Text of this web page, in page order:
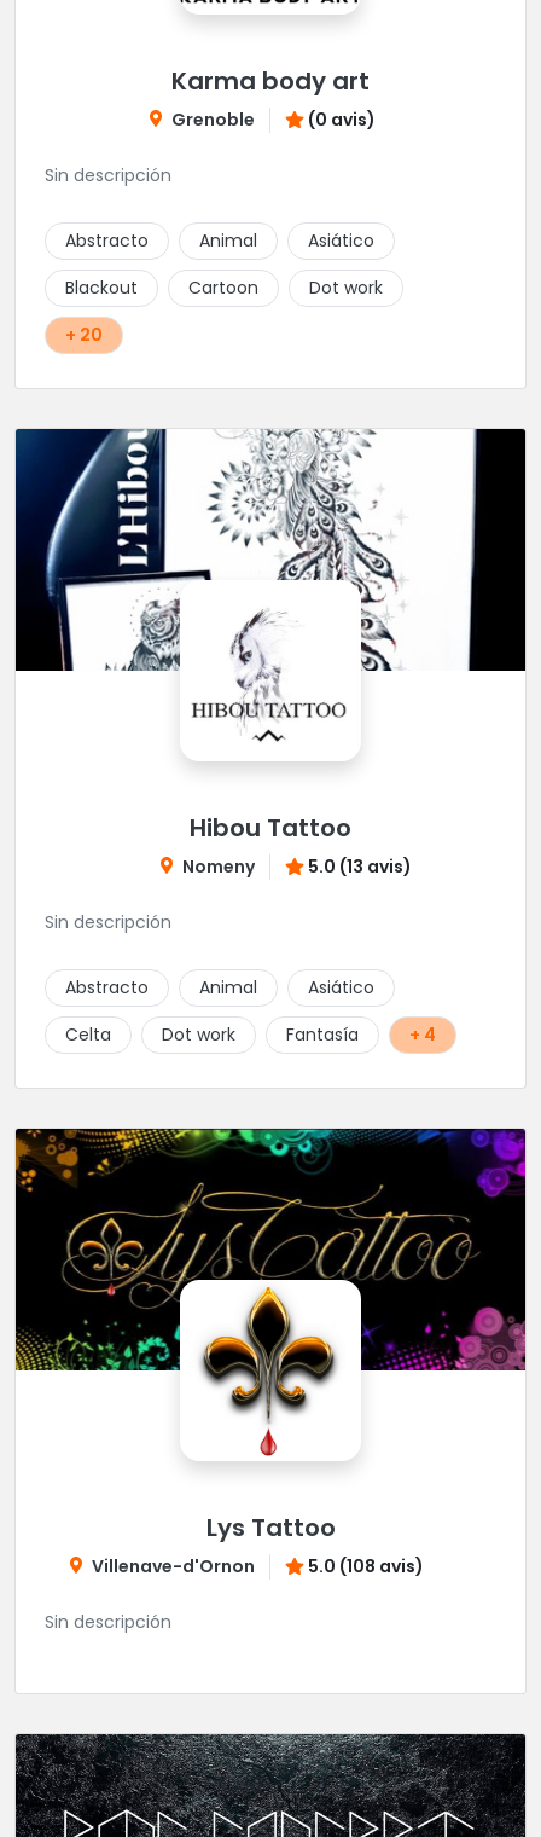
Karma body art
Grenoble (0 avis)
Sin descripción
Abstracto Animal
Asiático
Blackout
Cartoon
Dot work
+ 20
Hibou Tattoo
Nomeny 5.0 (13 avis)
Sin descripción
Abstracto Animal
Asiático
Celta
Dot work Fantasía + 4
Lys Tattoo
Villenave-d'Ornon 5.0 (108 avis)
Sin descripción